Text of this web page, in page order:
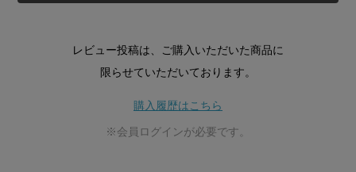
レビュー投稿は、ご購入いただいた商品に
限らせていただいております。
購入履歴はこちら
※会員ログインが必要です。